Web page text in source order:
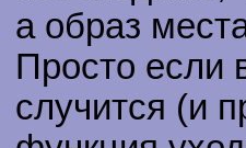
а образ
Просто если
случится (и